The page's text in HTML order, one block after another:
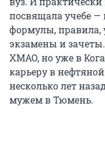
посвящала учебе —
формулы, правила,
экзамены и
ХМАО, но уже в
карьеру в
несколько лет
мужем в Тюмень.